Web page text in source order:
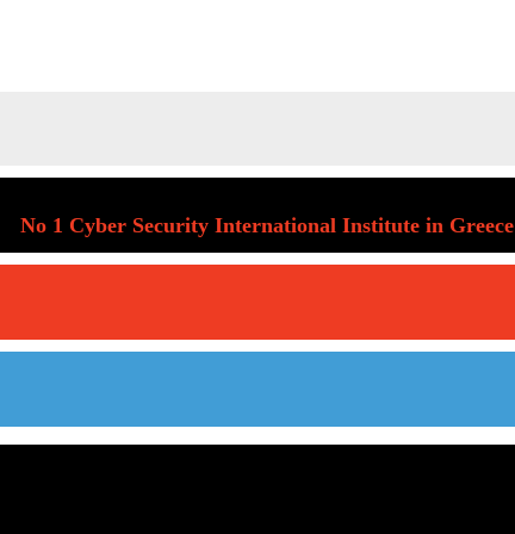
No 1 Cyber Security International Institute in Greece